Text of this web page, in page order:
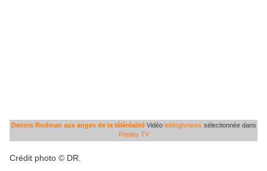
Dennis Rodman aux anges de la téléréalitéVidéo leblogtvnews sélectionnée dans
Replay TV
Crédit photo © DR.